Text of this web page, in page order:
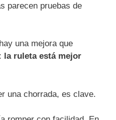
parecen pruebas de
una mejora que
la ruleta está mejor
una chorrada, es clave.